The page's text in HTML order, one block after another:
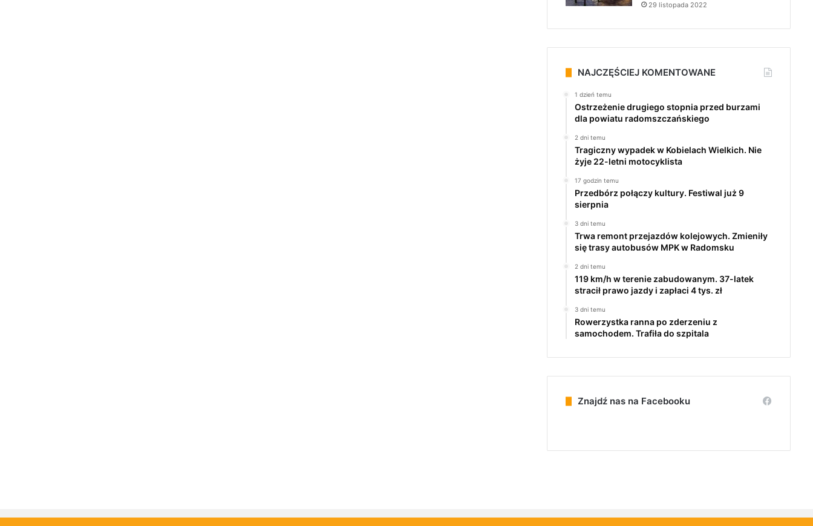
29 listopada 2022
NAJCZĘŚCIEJ KOMENTOWANE
1 dzień temu
Ostrzeżenie drugiego stopnia przed burzami
dla powiatu radomszczańskiego
2 dni temu
Tragiczny wypadek w Kobielach Wielkich. Nie
żyje 22-letni motocyklista
17 godzin temu
Przedbórz połączy kultury. Festiwal już 9
sierpnia
3 dni temu
Trwa remont przejazdów kolejowych. Zmieniły
się trasy autobusów MPK w Radomsku
2 dni temu
119 km/h w terenie zabudowanym. 37-latek
stracił prawo jazdy i zapłaci 4 tys. zł
3 dni temu
Rowerzystka ranna po zderzeniu z
samochodem. Trafiła do szpitala
Znajdź nas na Facebooku